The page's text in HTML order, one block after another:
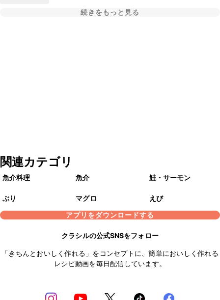
続きをもっと見る
関連カテゴリ
魚介料理 魚介 鮭・サーモン
ぶり マグロ
えび
アプリをダウンロードする
クラシルの公式SNSをフォロー
「きちんとおいしく作れる」をコンセプトに、簡単においしく作れる
レシピ動画を毎日配信しています。